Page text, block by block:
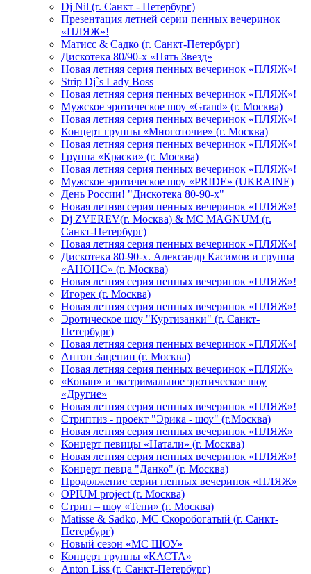
Dj Nil (г. Санкт - Петербург)
Презентация летней серии пенных вечеринок
«ПЛЯЖ»!
Матисс & Садко (г. Санкт-Петербург)
Дискотека 80/90-х «Пять Звезд»
Новая летняя серия пенных вечеринок «ПЛЯЖ»!
Strip Dj`s Lady Boss
Новая летняя серия пенных вечеринок «ПЛЯЖ»!
Мужское эротическое шоу «Grand» (г. Москва)
Новая летняя серия пенных вечеринок «ПЛЯЖ»!
Концерт группы «Многоточие» (г. Москва)
Новая летняя серия пенных вечеринок «ПЛЯЖ»!
Группа «Краски» (г. Москва)
Новая летняя серия пенных вечеринок «ПЛЯЖ»!
Мужское эротическое шоу «PRIDE» (UKRAINE)
День России! "Дискотека 80-90-х"
Новая летняя серия пенных вечеринок «ПЛЯЖ»!
Dj ZVEREV(г. Москва) & MC MAGNUM (г.
Санкт-Петербург)
Новая летняя серия пенных вечеринок «ПЛЯЖ»!
Дискотека 80-90-х. Александр Касимов и группа
«АНОНС» (г. Москва)
Новая летняя серия пенных вечеринок «ПЛЯЖ»!
Игорек (г. Москва)
Новая летняя серия пенных вечеринок «ПЛЯЖ»!
Эротическое шоу "Куртизанки" (г. Санкт-
Петербург)
Новая летняя серия пенных вечеринок «ПЛЯЖ»!
Антон Зацепин (г. Москва)
Новая летняя серия пенных вечеринок «ПЛЯЖ»
«Конан» и экстримальное эротическое шоу
«Другие»
Новая летняя серия пенных вечеринок «ПЛЯЖ»!
Стриптиз - проект "Эрика - шоу" (г.Москва)
Новая летняя серия пенных вечеринок «ПЛЯЖ»
Концерт певицы «Натали» (г. Москва)
Новая летняя серия пенных вечеринок «ПЛЯЖ»!
Концерт певца "Данко" (г. Москва)
Продолжение серии пенных вечеринок «ПЛЯЖ»
OPIUM project (г. Москва)
Стрип – шоу «Тени» (г. Москва)
Matissе & Sadko, MC Скоробогатый (г. Санкт-
Петербург)
Новый сезон «МС ШОУ»
Концерт группы «КАСТА»
Anton Liss (г. Санкт-Петербург)